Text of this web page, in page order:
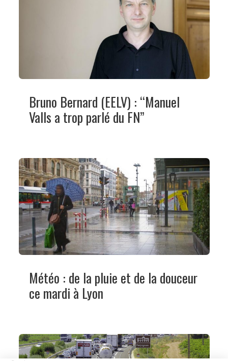
Bruno Bernard (EELV) : “Manuel
Valls a trop parlé du FN”
Météo : de la pluie et de la douceur
ce mardi à Lyon